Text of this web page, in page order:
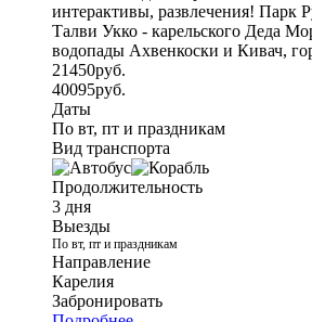
интерактивы, развлечения! Парк
Талви Укко - карельского Деда
водопады Ахвенкоски и Кивач,
21450руб.
40095руб.
Даты
По вт, пт и праздникам
Вид транспорта
Продолжительность
3 дня
Выезды
По вт, пт и праздникам
Направление
Карелия
Забронировать